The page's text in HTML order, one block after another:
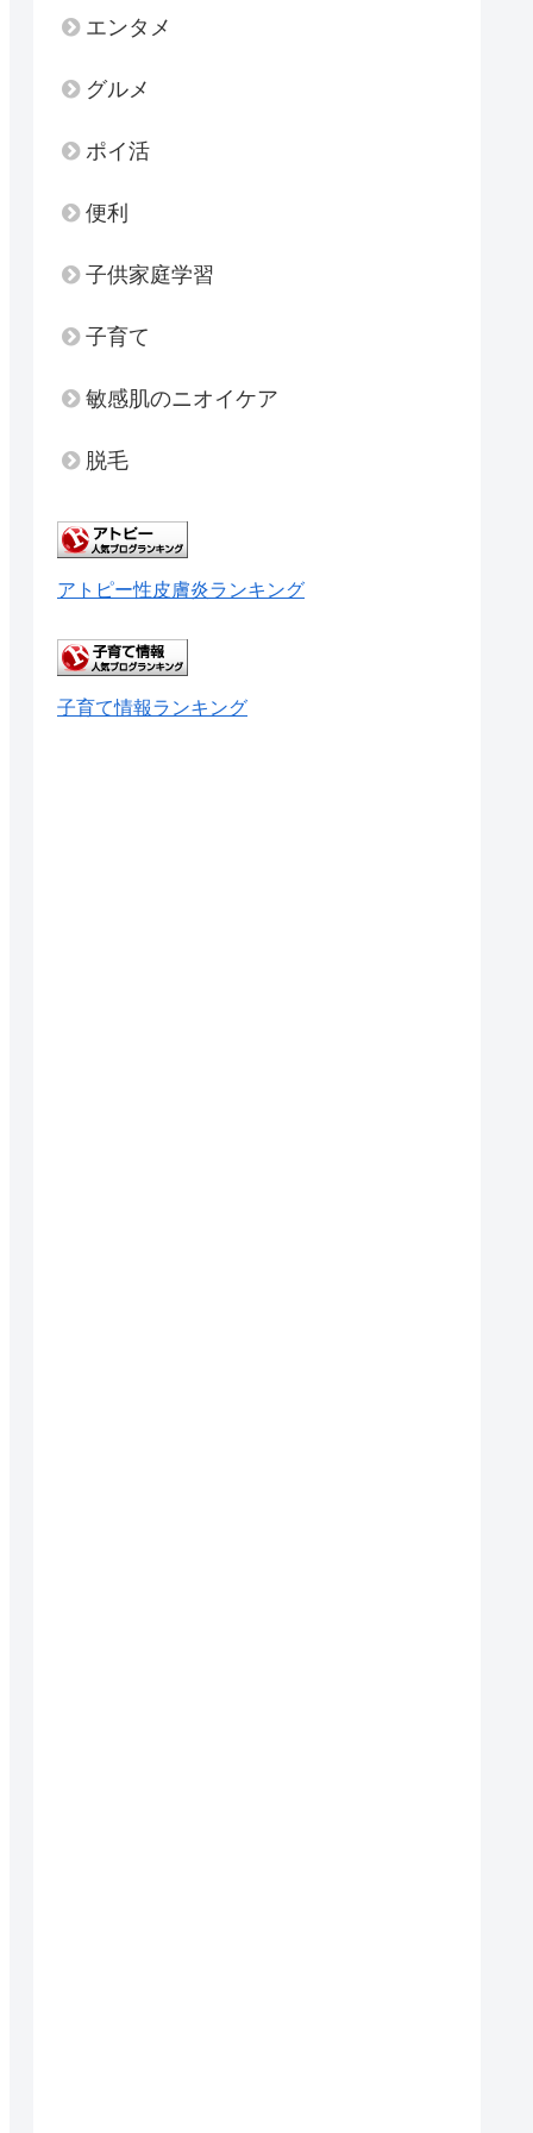
エンタメ
グルメ
ポイ活
便利
子供家庭学習
子育て
敏感肌のニオイケア
脱毛
アトピー性皮膚炎ランキング
子育て情報ランキング